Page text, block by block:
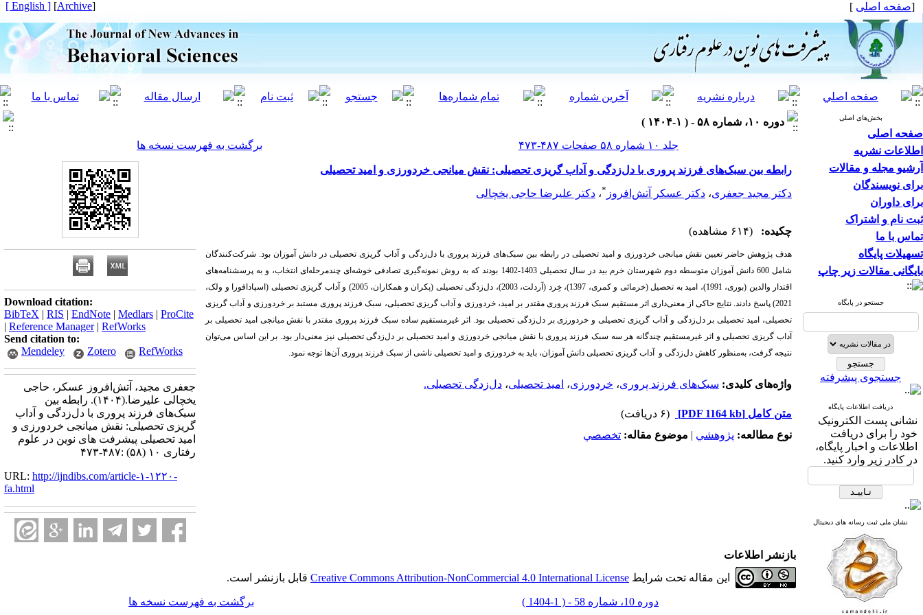
[صفحه اصلی ]
[
Archive
]
[ English ]
بخش‌های اصلی
صفحه اصلی
اطلاعات نشریه
آرشیو مجله و مقالات
برای نویسندگان
برای داوران
ثبت نام و اشتراک
تماس با ما
تسهیلات پایگاه
بایگانی مقالات زیر چاپ
جستجو در پایگاه
جستجوی پیشرفته
دریافت اطلاعات پایگاه
نشانی پست الکترونیک
خود را برای دریافت
اطلاعات و اخبار پایگاه،
در کادر زیر وارد کنید.
نشان ملی ثبت رسانه های دیجیتال
دوره ۱۰، شماره ۵۸ - ( ۱-۱۴۰۴ )
جلد ۱۰ شماره ۵۸ صفحات ۴۸۷-۴۷۳
برگشت به فهرست نسخه ها
رابطه بین سبک‌های فرزند پروری با دل‌زدگی و آداب گریزی تحصیلی: نقش میانجی خردورزی و امید تحصیلی
دکتر مجید جعفری، دکتر عسکر آتش‌افروز *، دکتر علیرضا حاجی یخچالی
چکیده: (۶۱۴ مشاهده)
هدف پژوهش حاضر تعیین نقش میانجی خردورزی و امید تحصیلی در رابطه بین سبک‌های فرزند پروری با دل‌زدگی و آداب گریزی تحصیلی در دانش آموزان بود. شرکت‌کنندگان
شامل 600 دانش
آموزان متوسطه دوم شهرستان خرم بید در سال تحصیلی 1403-1402 بودند که به روش نمونه‌گیری تصادفی خوشه‌ای چندمرحله‌ای انتخاب، و به پرسشنامه‌های
اقتدار والدین (بوری، 1991)، امید به تحصیل (خرمائی و کمری، 1397)، خِرد (آردلت، 2003)، دل‌زدگی تحصیلی (پکران و همکاران، 2005) و آداب گریزی تحصیلی (اسپادافورا و ولک،
2021) پاسخ دادند. نتایج حاکی از معنی‌داری اثر مستقیم سبک فرزند پروری مقتدر بر امید، خردورزی و آداب
گریزی تحصیلی، سبک فرزند پروری مستبد بر خردورزی و آداب گریزی
تحصیلی، امید تحصیلی بر دل‌زدگی و آداب گریزی تحصیلی و خردورزی بر دل‌زدگی تحصیلی بود. اثر غیرمستقیم ساده سبک فرزند پروری مقتدر با نقش میانجی امید تحصیلی بر
آداب گریزی تحصیلی و اثر غیرمستقیم چندگانه هر سه سبک فرزند پروری با نقش میانجی خردورزی و امید تحصیلی بر دل‌زدگی تحصیلی نیز معنی‌دار بود. بر این اساس می‌توان
نتیجه گرفت، به‌منظور کاهش دل‌زدگی و آداب گریزی تحصیلی دانش آموزان، باید به خردورزی و امید تحصیلی ناشی از سبک فرزند پروری آن‌ها توجه نمود.
واژه‌های کلیدی: سبک‌های فرزند پروری، خردورزی، امید تحصیلی، دل‌زدگی تحصیلی.
متن کامل [PDF 1164 kb]
(۶ دریافت)
نوع مطالعه: پژوهشي | موضوع مقاله: تخصصي
Download citation:
BibTeX | RIS | EndNote | Medlars | ProCite
| Reference Manager| RefWorks
Send citation to:
Mendeley
Zotero RefWorks
جعفری مجید، آتش‌افروز عسکر، حاجی
یخچالی علیرضا.(۱۴۰۴).
رابطه بین
سبک‌های فرزند پروری با دل‌زدگی و آداب
گریزی تحصیلی: نقش میانجی خردورزی و
امید تحصیلی پیشرفت های نوین در علوم
رفتاری ۱۰ (۵۸) :۴۸۷-۴۷۳
URL: http://ijndibs.com/article-۱-۱۲۲۰-
fa.html
بازنشر اطلاعات
این مقاله تحت شرایط Creative Commons Attribution-NonCommercial 4.0 International License قابل بازنشر است.
دوره 10، شماره 58 - ( 1-1404 ) برگشت به فهرست نسخه ها